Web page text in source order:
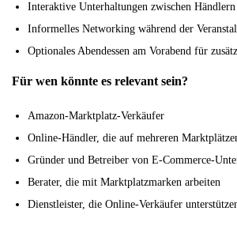
Interaktive Unterhaltungen zwischen Händlern
Informelles Networking während der
Optionales Abendessen am Vorabend für
Für wen könnte es relevant sein?
Amazon-Marktplatz-Verkäufer
Online-Händler, die auf mehreren
Gründer und Betreiber von E-Commerce-
Berater, die mit Marktplatzmarken arbeiten
Dienstleister, die Online-Verkäufer